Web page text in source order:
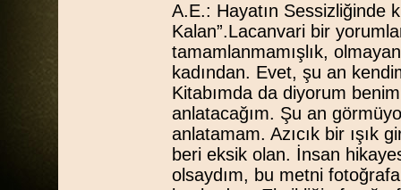
A.E.: Hayatın Sessizliğinde
Kalan”.Lacanvari bir
tamamlanmamışlık,
kadından. Evet, şu an
Kitabımda da diyorum
anlatacağım. Şu an
anlatamam. Azıcık bir ışık
beri eksik olan. İnsan
olsaydım, bu metni